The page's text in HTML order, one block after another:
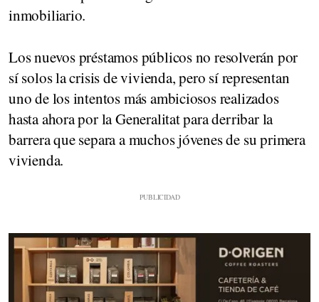
inmobiliario.
Los nuevos préstamos públicos no resolverán por
sí solos la crisis de vivienda, pero sí representan
uno de los intentos más ambiciosos realizados
hasta ahora por la Generalitat para derribar la
barrera que separa a muchos jóvenes de su primera
vivienda.